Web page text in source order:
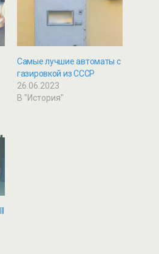
Самые лучшие автоматы с
газировкой из СССР
26.06.2023
В "История"